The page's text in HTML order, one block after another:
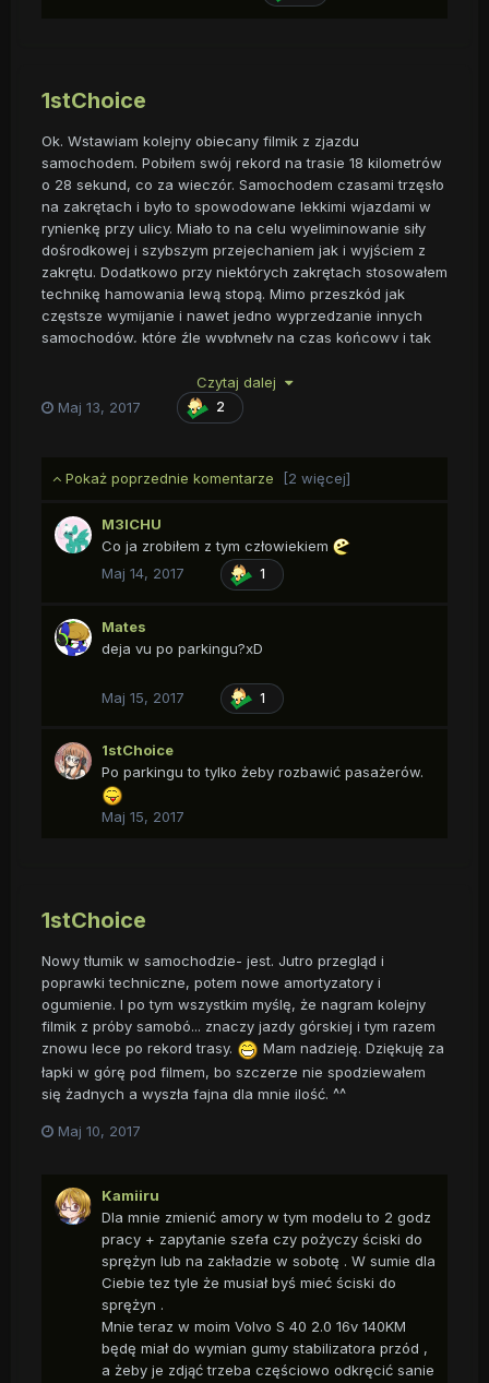
1stChoice
Ok. Wstawiam kolejny obiecany filmik z zjazdu
samochodem. Pobiłem swój rekord na trasie 18 kilometrów
o 28 sekund, co za wieczór. Samochodem czasami trzęsło
na zakrętach i było to spowodowane lekkimi wjazdami w
rynienkę przy ulicy. Miało to na celu wyeliminowanie siły
dośrodkowej i szybszym przejechaniem jak i wyjściem z
zakrętu. Dodatkowo przy niektórych zakrętach stosowałem
technikę hamowania lewą stopą. Mimo przeszkód jak
częstsze wymijanie i nawet jedno wyprzedzanie innych
samochodów, które źle wypłynęły na czas końcowy i tak
samochód jeździ cichutko i brzmi ładniej nie budząc wsi
ani nie zwracając niczyjej uwagi po drodze co również jest
Czytaj dalej
Maj 13, 2017
2
Pokaż poprzednie komentarze [2 więcej]
M3ICHU
Co ja zrobiłem z tym człowiekiem
Maj 14, 2017
1
Mates
deja vu po parkingu?xD
Maj 15, 2017 1
1stChoice
Po parkingu to tylko żeby rozbawić pasażerów.
Maj 15, 2017
1stChoice
Nowy tłumik w samochodzie- jest. Jutro przegląd i
poprawki techniczne, potem nowe amortyzatory i
ogumienie. I po tym wszystkim myślę, że nagram kolejny
filmik z próby samobó... znaczy jazdy górskiej i tym razem
znowu lece po rekord trasy.
Mam nadzieję. Dziękuję za
łapki w górę pod filmem, bo szczerze nie spodziewałem
się żadnych a wyszła fajna dla mnie ilość. ^^
Maj 10, 2017
Kamiiru
Dla mnie zmienić amory w tym modelu to 2 godz
pracy + zapytanie szefa czy pożyczy ściski do
sprężyn lub na zakładzie w sobotę . W sumie dla
Ciebie tez tyle że musiał byś mieć ściski do
sprężyn .
Mnie teraz w moim Volvo S 40 2.0 16v 140KM
będę miał do wymian gumy stabilizatora przód ,
a żeby je zdjąć trzeba częściowo odkręcić sanie